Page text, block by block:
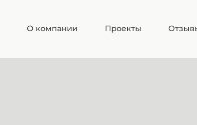
О компании Проекты